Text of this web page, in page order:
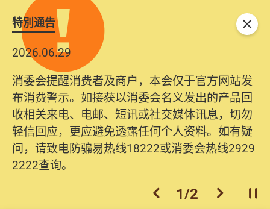
特別通告
2026.06.29
消委会提醒消费者及商户，本会仅于官方网站发
布消费警示。如接获以消委会名义发出的产品回
收相关来电、电邮、短讯或社交媒体讯息，切勿
轻信回应，更应避免透露任何个人资料。如有疑
问，请致电防骗易热线18222或消委会热线2929
2222查询。
上一个
1/2 下一个开
关闭